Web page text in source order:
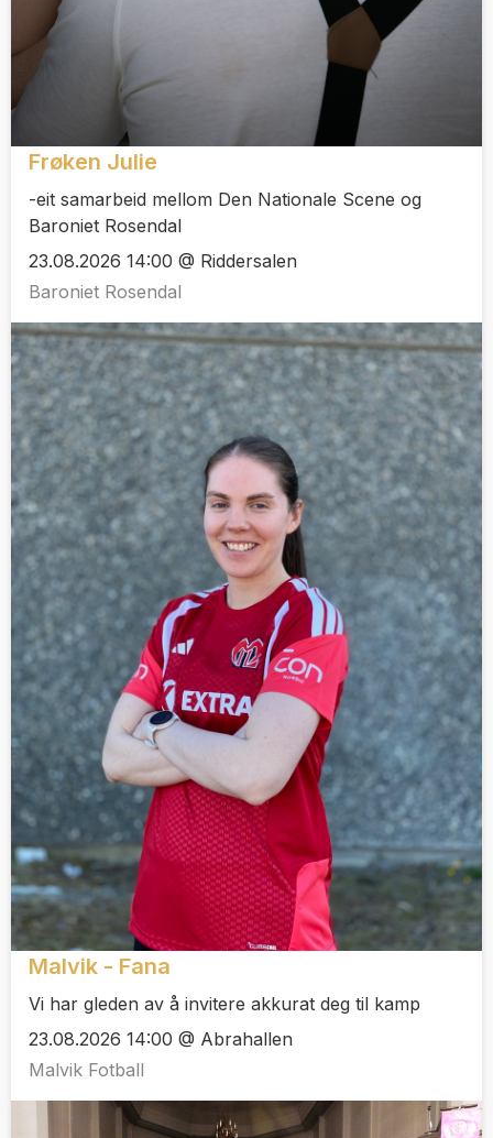
Frøken Julie
-eit samarbeid mellom Den Nationale Scene og
Baroniet Rosendal
23.08.2026 14:00 @ Riddersalen
Baroniet Rosendal
Malvik - Fana
Vi har gleden av å invitere akkurat deg til kamp
23.08.2026 14:00 @ Abrahallen
Malvik Fotball